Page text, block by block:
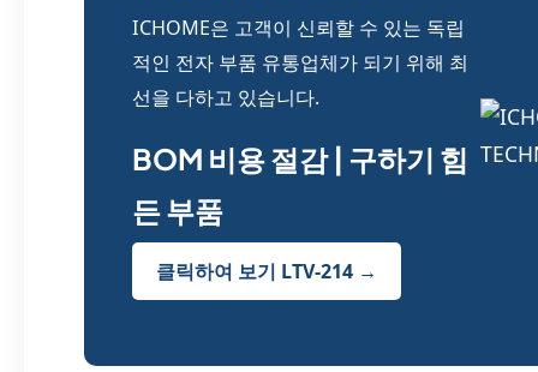
ICHOME은 고객이 신뢰할 수 있는 독립
적인 전자 부품 유통업체가 되기 위해 최
선을 다하고 있습니다.
BOM 비용 절감 | 구하기 힘
든 부품
클릭하여 보기 LTV-214 →